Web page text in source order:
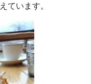
ています。